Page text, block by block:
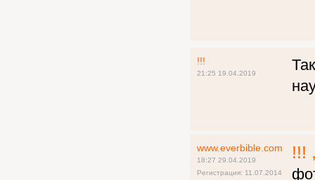
!!!
21:25 19.04.2019
www.everbible.com
18:27 29.04.2019
Регистрация: 11.07.2014
!!!